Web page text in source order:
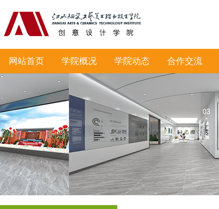
网站首页 学院概况 学院动态 合作交流